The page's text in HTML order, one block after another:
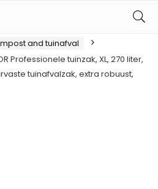
and tuinafval
Professionele tuinzak, XL, 270 liter,
tuinafvalzak, extra robuust,